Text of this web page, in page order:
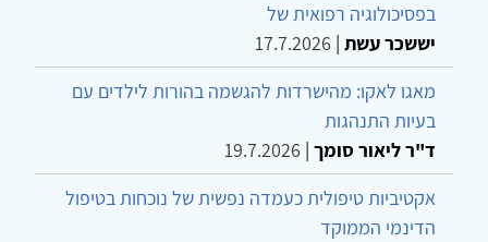
בפסיכולוגיה רפואית של
יששכר עשת |
17.7.2026
מאגו לאקו: מהישרדות להגשמה בהורות לילדים עם
בעיות התנהגות
ד"ר ליאור סומך |
19.7.2026
אקטיביות טיפולית כעמדה נפשית של נוכחות בטיפול
הדינמי הממוקד